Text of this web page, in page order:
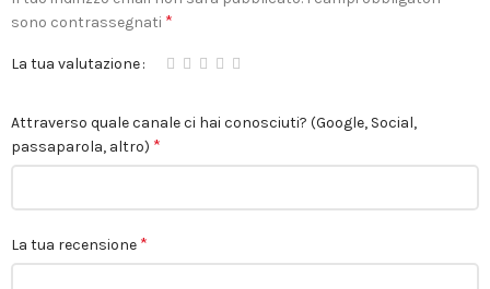
sono contrassegnati *
La tua valutazione
Attraverso quale canale ci hai conosciuti? (Google, Social,
passaparola, altro) *
La tua recensione *